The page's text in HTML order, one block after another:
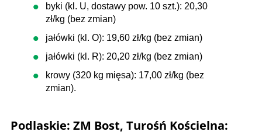
byki (kl. U, dostawy pow. 10 szt.): 20,30
zł/kg (bez zmian)
jałówki (kl. O): 19,60 zł/kg (bez zmian)
jałówki (kl. R): 20,20 zł/kg (bez zmian)
krowy (320 kg mięsa): 17,00 zł/kg (bez
zmian).
Podlaskie: ZM Bost, Turośń Kościelna: